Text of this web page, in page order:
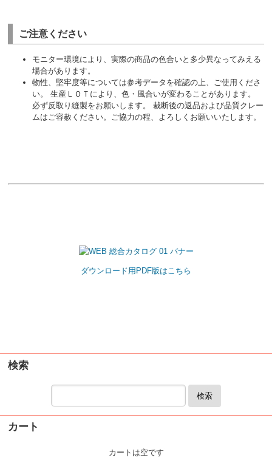
ご注意ください
モニター環境により、実際の商品の色合いと多少異なってみえる
場合があります。
物性、堅牢度等については参考データを確認の上、ご使用くださ
い。 生産ＬＯＴにより、色・風合いが変わることがあります。
必ず反取り縫製をお願いします。 裁断後の返品および品質クレー
ムはご容赦ください。ご協力の程、よろしくお願いいたします。
ダウンロード用PDF版はこちら
検索
検索
カート
カートは空です